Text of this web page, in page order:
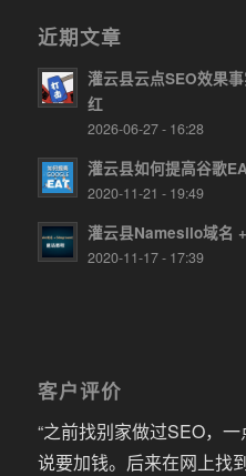
近期文章
灌云县云点SEO效果
红
2026-06-27 - 16:28
灌云县如何提高谷歌
2020-11-21 - 19:49
灌云县Namesilo域名
2020-11-17 - 17:39
客户评价
“之前找别家做过SEO，
说要加钱。后来在网上找